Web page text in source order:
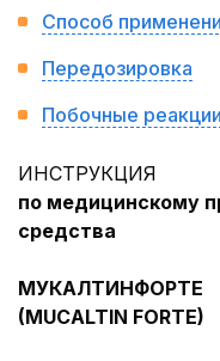
Способ
Передозировка
Побочные реакции
ИНСТРУКЦИЯ
по медицинскому
средства
МУКАЛТИНФОРТЕ
(MUCALTIN FORTE)